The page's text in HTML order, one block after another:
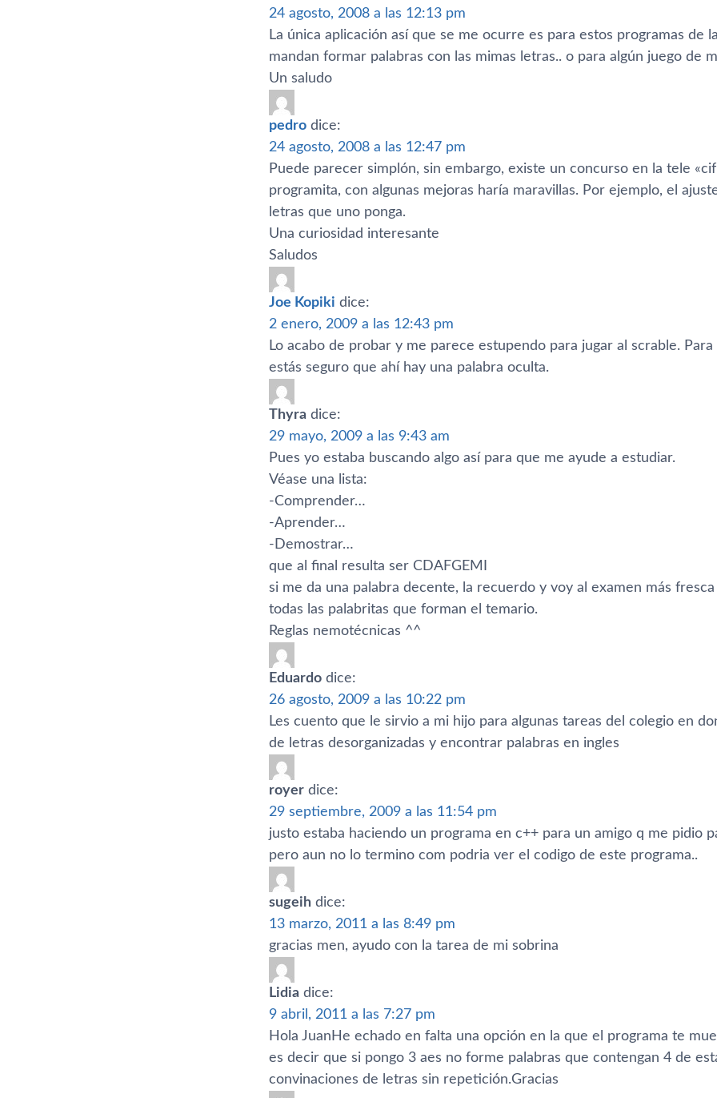
24 agosto, 2008 a las 12:13 pm
La única aplicación así­ que se me ocurre es para estos programas de
mandan formar palabras con las mimas letras.. o para algún juego de
Un saludo
pedro dice:
24 agosto, 2008 a las 12:47 pm
Puede parecer simplón, sin embargo, existe un concurso en la tele
programita, con algunas mejoras harí­a maravillas. Por ejemplo, el
letras que uno ponga.
Una curiosidad interesante
Saludos
Joe Kopiki dice:
2 enero, 2009 a las 12:43 pm
Lo acabo de probar y me parece estupendo para jugar al scrable.
estás seguro que ahí­ hay una palabra oculta.
Thyra dice:
29 mayo, 2009 a las 9:43 am
Pues yo estaba buscando algo así­ para que me ayude a estudiar.
Véase una lista:
-Comprender…
-Aprender…
-Demostrar…
que al final resulta ser CDAFGEMI
si me da una palabra decente, la recuerdo y voy al examen más
todas las palabritas que forman el temario.
Reglas nemotécnicas ^^
Eduardo dice:
26 agosto, 2009 a las 10:22 pm
Les cuento que le sirvio a mi hijo para algunas tareas del colegio en
de letras desorganizadas y encontrar palabras en ingles
royer dice:
29 septiembre, 2009 a las 11:54 pm
justo estaba haciendo un programa en c++ para un amigo q me pidio
pero aun no lo termino com podria ver el codigo de este programa..
sugeih dice:
13 marzo, 2011 a las 8:49 pm
gracias men, ayudo con la tarea de mi sobrina
Lidia dice:
9 abril, 2011 a las 7:27 pm
Hola JuanHe echado en falta una opción en la que el programa te
es decir que si pongo 3 aes no forme palabras que contengan 4 de
convinaciones de letras sin repetición.Gracias